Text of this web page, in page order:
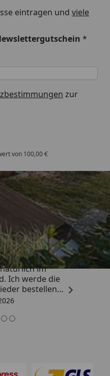
eintragen und viele
*
zur
von 100,00 €
/ 5
Lieferung.
im
Ich werde die
bestellen
gute